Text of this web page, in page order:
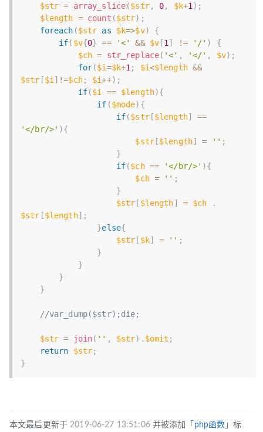
$str = array_slice($str, 0, $k+1) ;
$length = count ($str) ;
foreach ($str as $k=>$v)
{
if( $v{0} == '<' && $v [1] != '/' )
{
$ch = str_replace( '<' , '</' , $v) ;
for($i=$k+1; $i<$length &&
$str [$i] !=$ch; $i++) ;
if($i == $length){
if ($mode) {
if($str[$length]
==
'</br/>' ){
$str[$length] = '' ;
}
if($ch == '</br/>' ){
$ch = '' ;
}
$str [ $length] = $ch
.
$str [$length] ;
}else{
$str [ $k] = '' ;
}
}
}
}
//var_dump($str);die;
$str = join( '' , $str) . $omit ;
return
$str;
}
本文最后更新于2019-06-27 13:51:06并被添加「 php函数 」标